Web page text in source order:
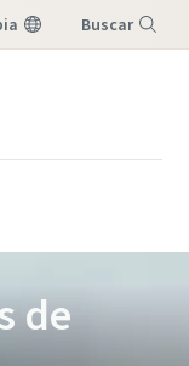
Buscar
de